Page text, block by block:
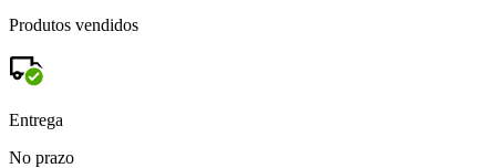
Produtos vendidos
Entrega
No prazo